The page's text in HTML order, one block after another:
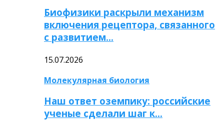
Биофизики раскрыли механизм
включения рецептора, связанного
с развитием…
15.07.2026
Молекулярная биология
Наш ответ оземпику: российские
ученые сделали шаг к…